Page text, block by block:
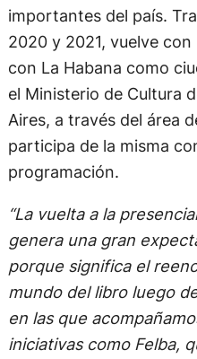
importantes del país.
2020 y 2021, vuelve
con La Habana como
el Ministerio de Cultura
Aires, a través del área
participa de la misma
programación.
“La vuelta a la
genera una gran
porque significa el
mundo del libro luego
en las que
iniciativas como Felba,